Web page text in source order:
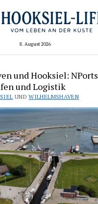
8. August 2026
und Hooksiel: NPorts
und Logistik
UNDWILHELMSHAVEN